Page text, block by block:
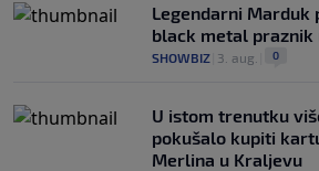
Legendarni Marduk
black metal praznik
SHOWBIZ 3. aug. 0
U istom trenutku
pokušalo kupiti
Merlina u Kraljevu